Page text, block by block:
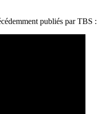
publiés par TBS :